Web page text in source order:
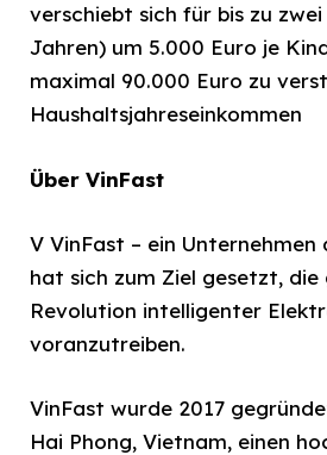
verschiebt sich für bis zu
Jahren) um 5.000 Euro je
maximal 90.000 Euro zu
Haushaltsjahreseinkommen
Über VinFast
V VinFast – ein Unternehmen
hat sich zum Ziel gesetzt, die
Revolution intelligenter
voranzutreiben.
VinFast wurde 2017
Hai Phong, Vietnam, einen